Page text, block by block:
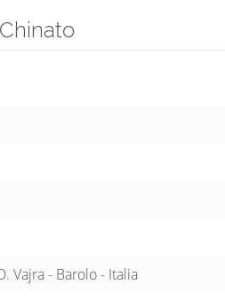
Vajra - Barolo - Italia